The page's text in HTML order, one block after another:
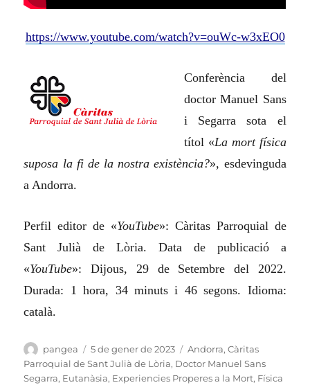
https://www.youtube.com/watch?v=ouWc-w3xEO0
Conferència del
doctor Manuel Sans
i Segarra sota el
títol «La mort física
suposa la fi de la nostra existència?», esdevinguda
a Andorra.
Perfil editor de «YouTube»: Càritas Parroquial de
Sant Julià de Lòria. Data de publicació a
«YouTube»: Dijous, 29 de Setembre del 2022.
Durada: 1 hora, 34 minuts i 46 segons. Idioma:
català.
Autor
pangea
Publicat
el
5 de gener de 2023 Categories
Andorra,Càritas
Parroquial de Sant Julià de Lòria, Doctor Manuel Sans
Segarra, Eutanàsia, Experiencies Properes a la Mort, Física